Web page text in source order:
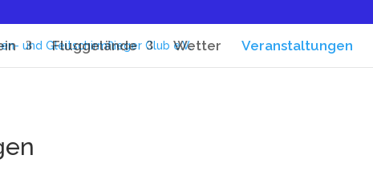
Fluggelände Wetter Veranstaltungen